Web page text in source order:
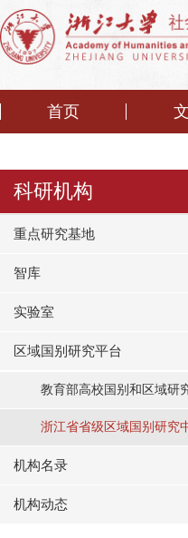
首页
科研机构
重点研究基地
智库
实验室
区域国别研究平台
教育部高校国别和区域研
浙江省省级区域国别研究
机构名录
机构动态